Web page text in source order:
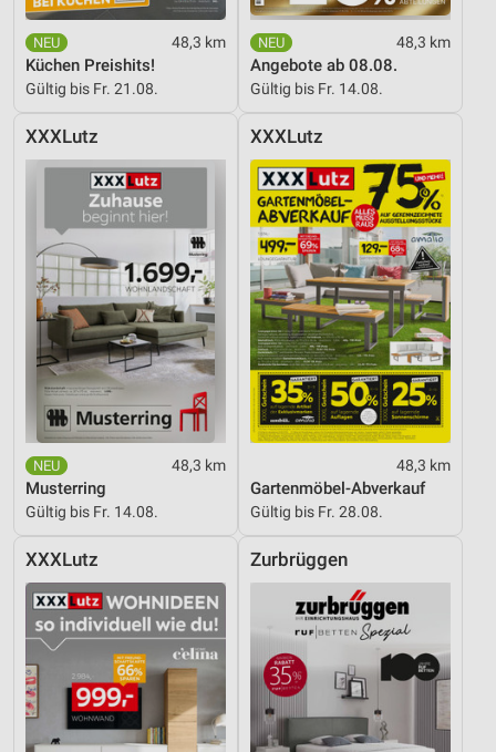
48,3 km
Küchen Preishits!
Gültig bis Fr. 21.08.
48,3 km
Angebote ab 08.08.
Gültig bis Fr. 14.08.
XXXLutz
48,3 km
Musterring
Gültig bis Fr. 14.08.
XXXLutz
48,3 km
Gartenmöbel-Abverkauf
Gültig bis Fr. 28.08.
XXXLutz Zurbrüggen